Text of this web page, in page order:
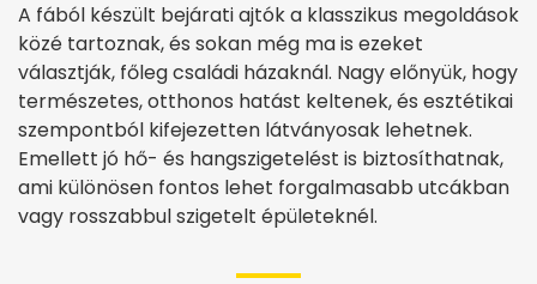
A fából készült bejárati ajtók a klasszikus megoldások
közé tartoznak, és sokan még ma is ezeket
választják, főleg családi házaknál. Nagy előnyük, hogy
természetes, otthonos hatást keltenek, és esztétikai
szempontból kifejezetten látványosak lehetnek.
Emellett jó hő- és hangszigetelést is biztosíthatnak,
ami különösen fontos lehet forgalmasabb utcákban
vagy rosszabbul szigetelt épületeknél.